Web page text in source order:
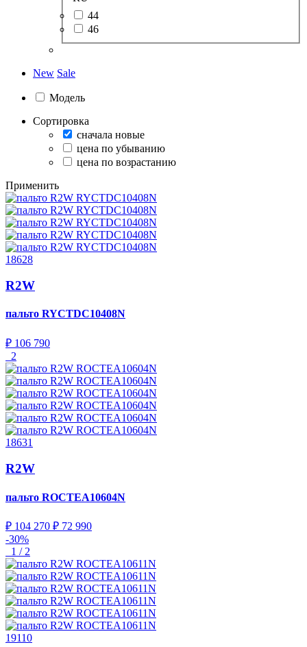
44
46
New Sale
Модель
Сортировка
сначала новые
цена по убыванию
цена по возрастанию
Применить
18628
R2W
пальто RYCTDC10408N
₽ 106 790
2
18631
R2W
пальто ROCTEA10604N
₽ 104 270 ₽ 72 990
-30%
1 / 2
19110